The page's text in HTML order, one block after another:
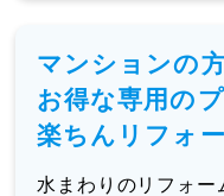
マンションの方
お得な専用の
楽ちんリフォー
水まわりのリフォー